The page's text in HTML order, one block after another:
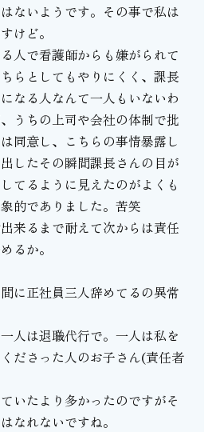
ないようです。その事で私は
けど。
人で看護師からも嫌がられて
らとしてもやりにくく、課長
なる人なんて一人もいないわ
うちの上司や会社の体制で批
同意し、こちらの事情暴露し
したその瞬間課長さんの目が
てるように見えたのがよくも
的でありました。苦笑
来るまで耐えて次からは責任
るか。
に正社員三人辞めてるの異常
人は退職代行で。一人は私を
ださった人のお子さん(責任者
いたより多かったのですがそ
なれないですね。